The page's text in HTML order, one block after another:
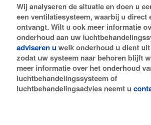
Wij analyseren de situatie en doen u
een ventilatiesysteem, waarbij u direct
ontvangt. Wilt u ook meer informatie
onderhoud aan uw
adviseren uwelk onderhoud u dient uit
zodat uw systeem naar behoren blijft
meer informatie over het onderhoud
luchtbehandelingssysteem of
luchtbehandelingsadvies neemt u